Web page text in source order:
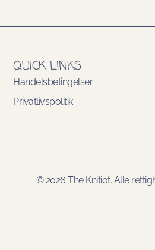
QUICK LINKS
Handelsbetingelser
Privatlivspolitik
© 2026 The Knitiot. Alle